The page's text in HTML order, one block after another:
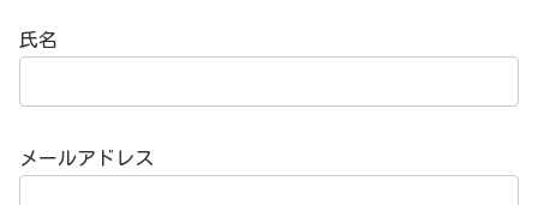
氏名
メールアドレス